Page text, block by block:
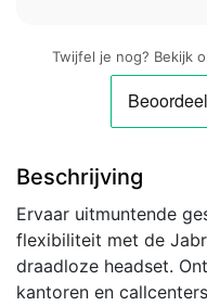
Twijfel je nog? Bekijk
Beschrijving
Ervaar uitmuntende
flexibiliteit met de
draadloze headset.
kantoren en